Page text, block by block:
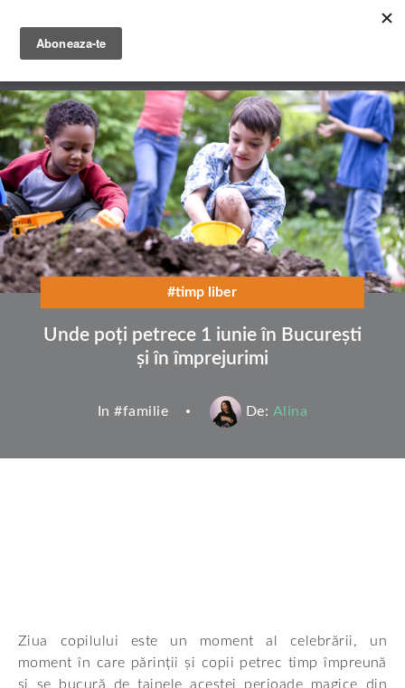
conţinutul
principal
#timp liber
Unde poți petrece 1 iunie în București
și în împrejurimi
In #familie De: Alina
Ziua copilului este un moment al celebrării, un
moment în care părinții și copii petrec timp împreună
și se bucură de tainele acestei perioade magice din